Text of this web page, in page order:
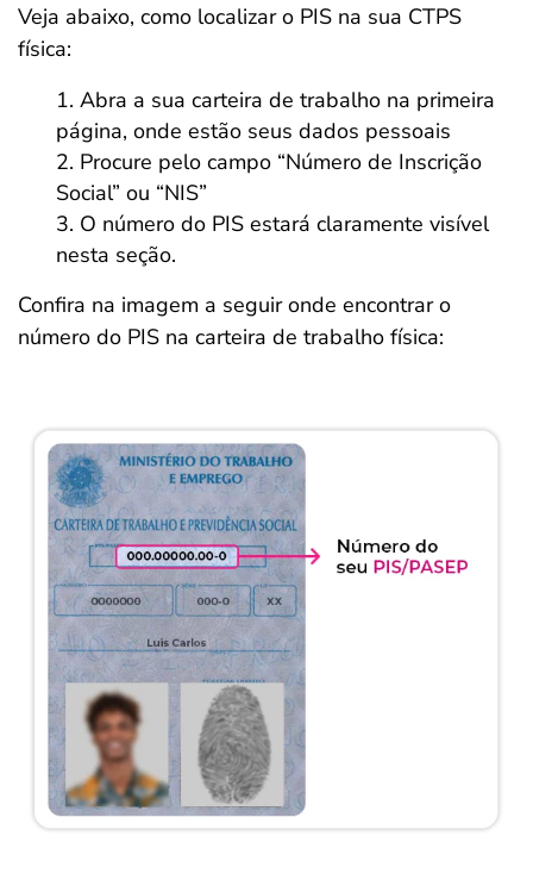
Veja abaixo, como localizar o PIS na sua CTPS
física:
Abra a sua carteira de trabalho na primeira
página, onde estão seus dados pessoais
Procure pelo campo “Número de Inscrição
Social” ou “NIS”
O número do PIS estará claramente visível
nesta seção.
Confira na imagem a seguir onde encontrar o
número do PIS na carteira de trabalho física: